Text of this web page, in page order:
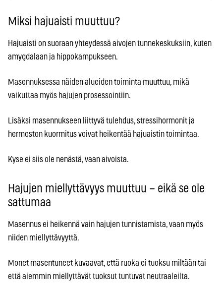
Miksi hajuaisti muuttuu?
Hajuaisti on suoraan yhteydessä aivojen tunnekeskuksiin, kuten
amygdalaan ja hippokampukseen.
Masennuksessa näiden alueiden toiminta muuttuu, mikä
vaikuttaa myös hajujen prosessointiin.
Lisäksi masennukseen liittyvä tulehdus, stressihormonit ja
hermoston kuormitus voivat heikentää hajuaistin toimintaa.
Kyse ei siis ole nenästä, vaan aivoista.
Hajujen miellyttävyys muuttuu – eikä se ole
sattumaa
Masennus ei heikennä vain hajujen tunnistamista, vaan myös
niiden miellyttävyyttä.
Monet masentuneet kuvaavat, että ruoka ei tuoksu miltään tai
että aiemmin miellyttävät tuoksut tuntuvat neutraaleilta.